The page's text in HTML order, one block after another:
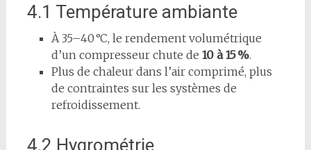
4.1 Température ambiante
À 35–40 °C, le rendement volumétrique
d’un compresseur chute de 10 à 15 %.
Plus de chaleur dans l’air comprimé, plus
de contraintes sur les systèmes de
refroidissement.
4.2 Hygrométrie